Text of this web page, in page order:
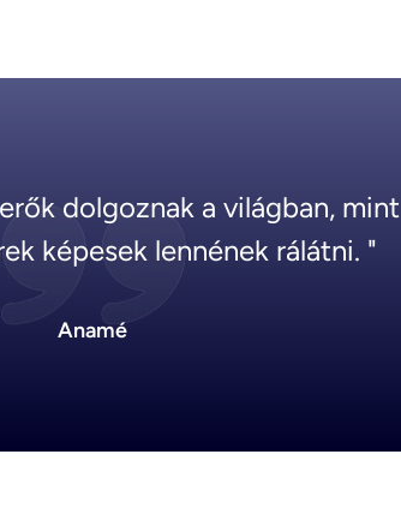
dolgoznak a világban, mint
képesek lennének rálátni. "
Anamé